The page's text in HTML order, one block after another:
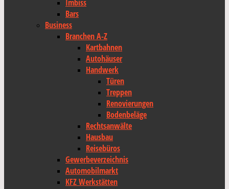
Imbiss
Bars
Business
Branchen A-Z
Kartbahnen
Autohäuser
Handwerk
Türen
Treppen
Renovierungen
Bodenbeläge
Rechtsanwälte
Hausbau
Reisebüros
Gewerbeverzeichnis
Automobilmarkt
KFZ Werkstätten